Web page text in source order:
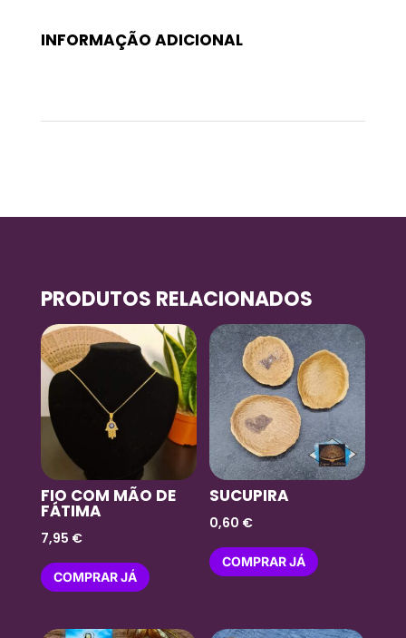
INFORMAÇÃO ADICIONAL
PRODUTOS RELACIONADOS
FIO COM MÃO DE
FÁTIMA
7,95 €
COMPRAR JÁ
SUCUPIRA
0,60 €
COMPRAR JÁ